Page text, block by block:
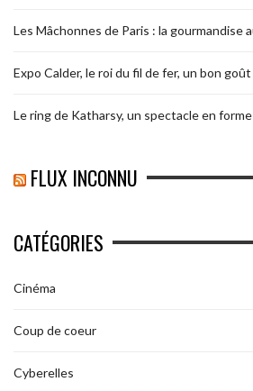
Les Mâchonnes de Paris : la gourmandise
Expo Calder, le roi du fil de fer, un bon goût
Le ring de Katharsy, un spectacle en
FLUX INCONNU
CATÉGORIES
Cinéma
Coup de coeur
Cyberelles